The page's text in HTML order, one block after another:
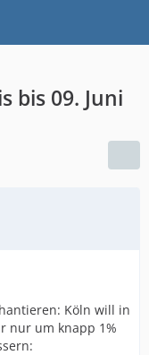
bis 09. Juni
Köln will in
nur um knapp 1%